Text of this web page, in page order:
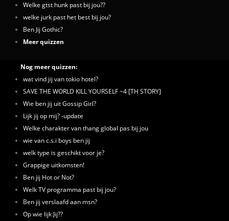
Welke gtst hunk past bij jou??
welke jurk past het best bij jou?
Ben Jij Gothic?
Meer quizzen
Nog meer quizzen:
wat vind jij van tokio hotel?
SAVE THE WORLD KILL YOURSELF ~4 [TH STORY]
Wie ben jij uit Gossip Girl?
Lijk jij op mij? -update
Welke charakter van thang global pas bij jou
wie van c.s.i boys ben jij
welk type is geschikt voor je?
Grappige uitkomsten!
Ben jij Hot or Not?
Welk TV programma past bij jou?
Ben jij verslaafd aan msn?
Op wie lijk Jij??